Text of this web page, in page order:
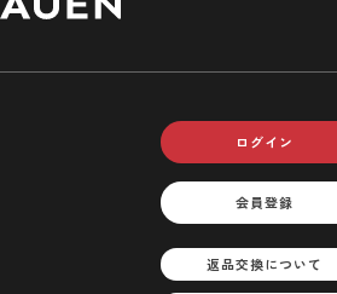
ログイン
会員登録
返品交換について